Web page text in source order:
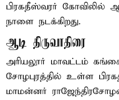
பிரகதீஸ்வரர் கோவிலில்
நாளை நடக்கிறது.
ஆடி திருவாதிரை
அரியலூர் மாவட்டம்
சோழபுரத்தில் உள்ள
மாமன்னர்